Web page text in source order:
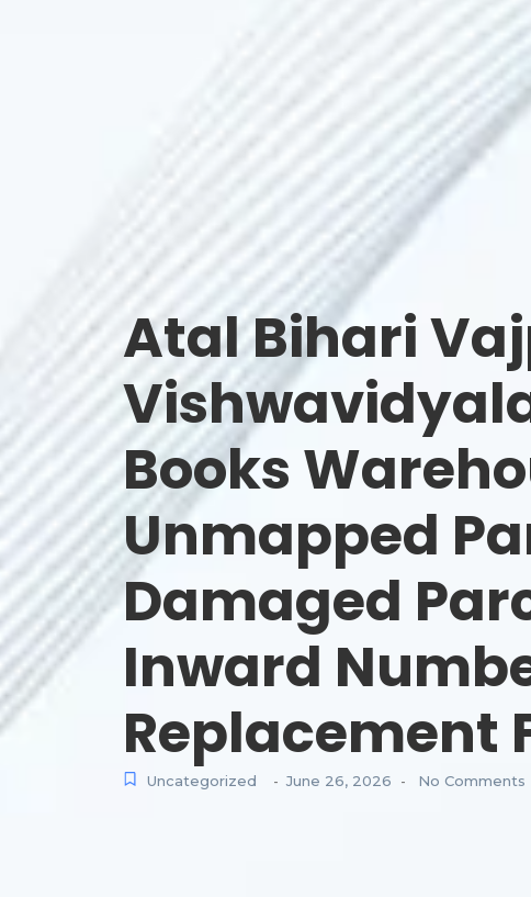
Atal Bihari
Books
Unmapped
Damaged
Inward
Replacement
Uncategorized - June 26, 2026 - No Comments